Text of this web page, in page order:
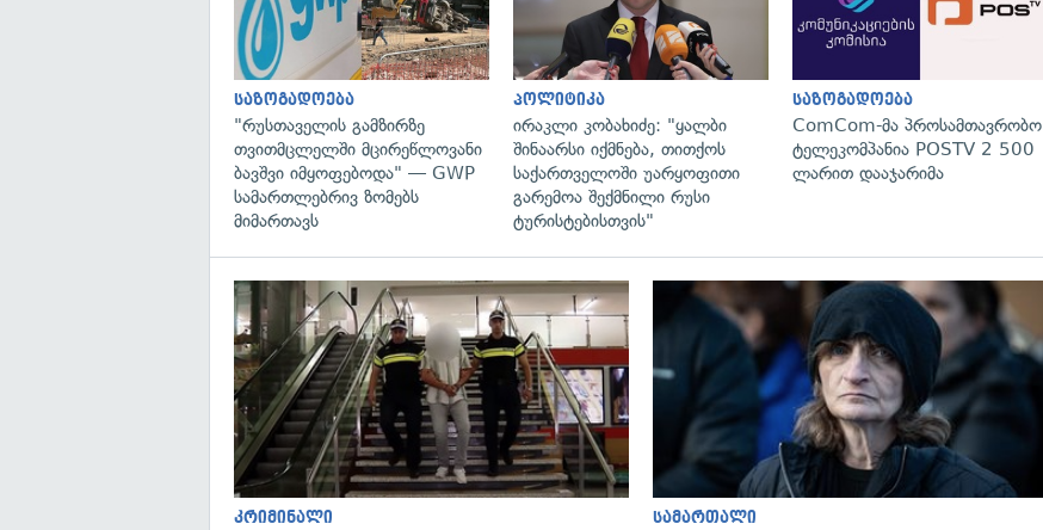
საზოგადოება
"რუსთაველის გამზირზე
თვითმცლელში მცირეწლოვანი
ბავშვი იმყოფებოდა" — GWP
სამართლებრივ ზომებს
მიმართავს
პოლიტიკა
ირაკლი კობახიძე: "ყალბი
შინაარსი იქმნება, თითქოს
საქართველოში უარყოფითი
გარემოა შექმნილი რუსი
ტურისტებისთვის"
საზოგადოება
ComCom-მა პროსამთავრობო
ტელეკომპანია POSTV 2 500
ლარით დააჯარიმა
გადახედვა
კრიმინალი სამართალი